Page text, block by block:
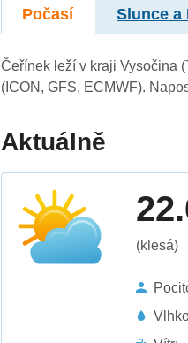
Počasí Slunce a
Čeřínek leží v kraji Vysočina
(ICON, GFS, ECMWF).
Aktuálně
(klesá)